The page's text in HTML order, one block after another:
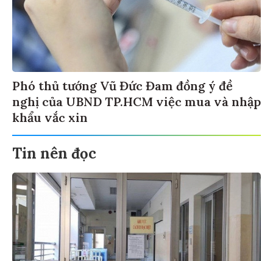
Phó thủ tướng Vũ Đức Đam đồng ý đề
nghị của UBND TP.HCM việc mua và nhập
khẩu vắc xin
Tin nên đọc